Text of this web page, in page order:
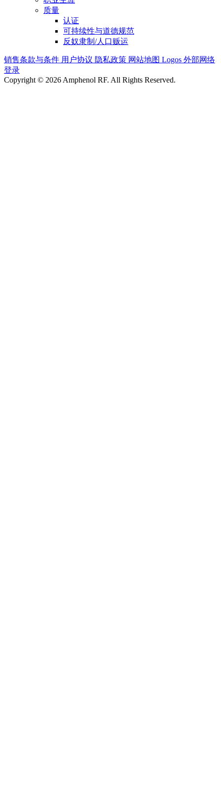
质量
认证
可持续性与道德规范
反奴隶制/人口贩运
销售条款与条件 用户协议 隐私政策 网站地图 Logos 外部网络
登录
Copyright © 2026 Amphenol RF. All Rights Reserved.